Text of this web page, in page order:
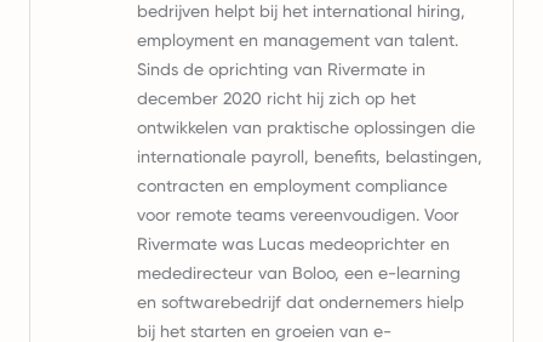
bedrijven helpt bij het international hiring,
employment en management van talent.
Sinds de oprichting van Rivermate in
december 2020 richt hij zich op het
ontwikkelen van praktische oplossingen die
internationale payroll, benefits, belastingen,
contracten en employment compliance
voor remote teams vereenvoudigen. Voor
Rivermate was Lucas medeoprichter en
mededirecteur van Boloo, een e-learning
en softwarebedrijf dat ondernemers hielp
bij het starten en groeien van e-